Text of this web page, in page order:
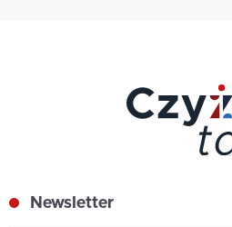
Newsletter